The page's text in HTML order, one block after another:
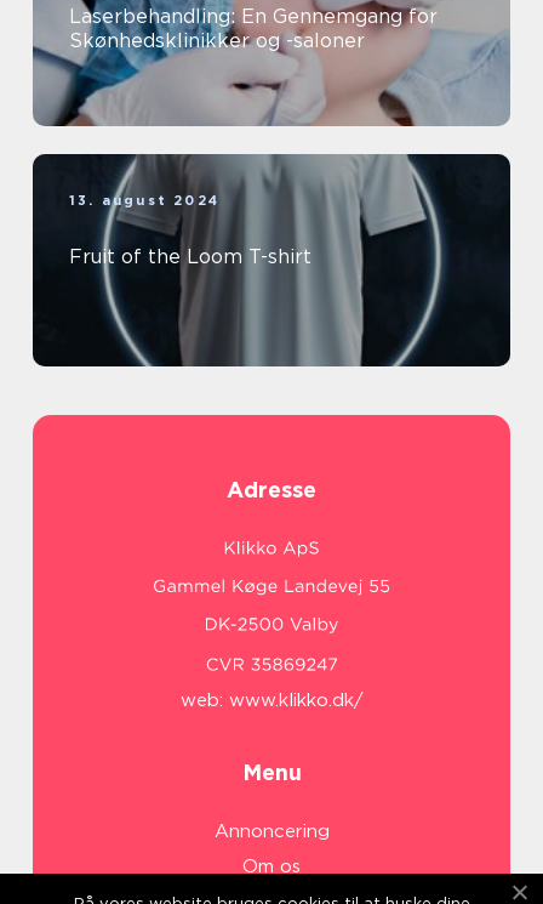
Laserbehandling: En Gennemgang for
Skønhedsklinikker og -saloner
13. august 2024
Fruit of the Loom T-shirt
Adresse
web: www.klikko.dk/
Menu
Annoncering
Om os